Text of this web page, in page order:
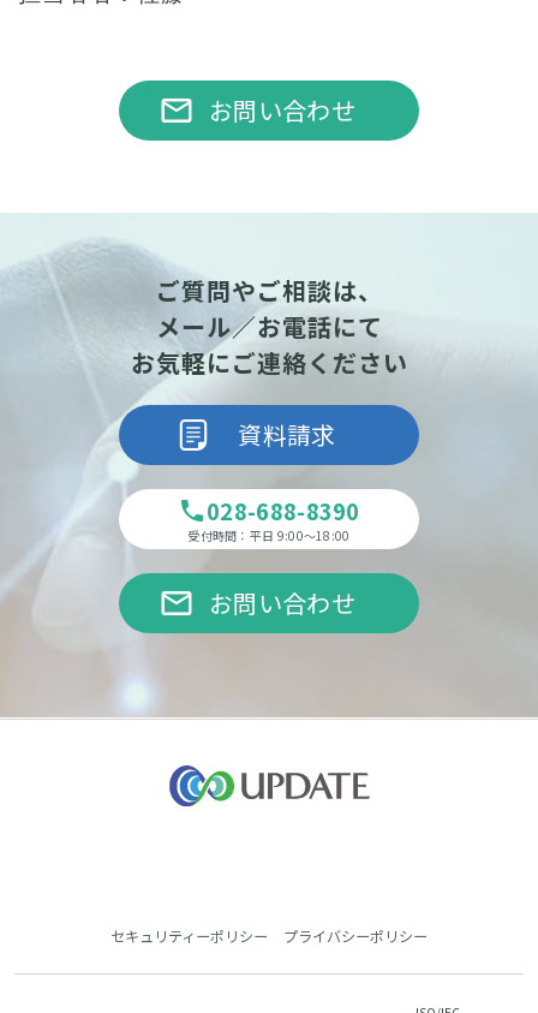
email お問い合わせ
ご質問やご相談は、
メール／お電話にて
お気軽にご連絡ください
資料請求
phone028-688-8390
受付時間：平日 9:00～18:00
email お問い合わせ
セキュリティーポリシー プライバシーポリシー